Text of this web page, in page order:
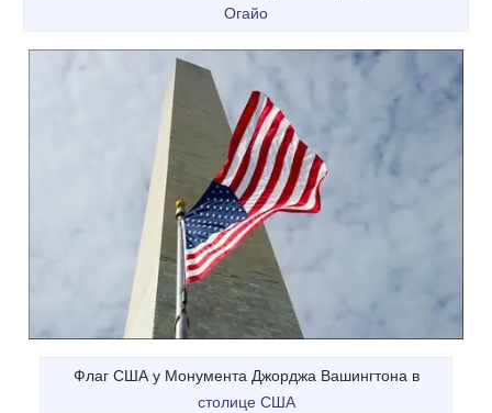
Огайо
Флаг США у Монумента Джорджа Вашингтона в
столице США